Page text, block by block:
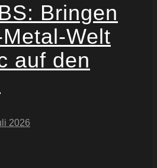
Bringen
Welt
auf den
2026